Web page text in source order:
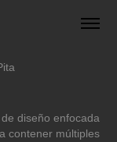
diseño enfocada
contener múltiples